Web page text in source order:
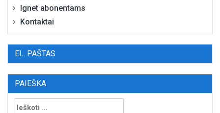
Ignet abonentams
Kontaktai
EL. PAŠTAS
PAIEŠKA
Ieškoti: